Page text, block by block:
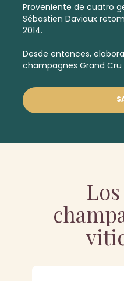
Proveniente de cuatro
Sébastien Daviaux
2014.
Desde entonces,
champagnes Grand Cru